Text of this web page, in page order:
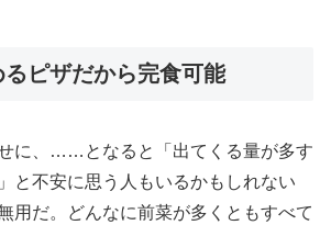
るピザだから完食可能
に、……となると「出てくる量が多す
と不安に思う人もいるかもしれない
用だ。どんなに前菜が多くともすべて